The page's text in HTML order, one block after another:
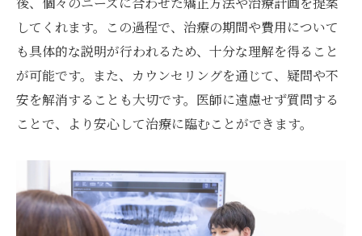
患者の声から見た矯正の効果と満足
高田駅周辺での成功事例紹介
矯正治療がもたらす心理的な変化
笑顔に自信を持つための矯正ガイド
高田駅の歯並び矯正で選ぶべき治療法とその特
個人に適した治療法を選ぶポイント
各治療法の長所と短所を理解する
してくれます。この過程で、治療の期間や費用について
も具体的な説明が行われるため、十分な理解を得ること
が可能です。また、カウンセリングを通じて、疑問や不
安を解消することも大切です。医師に遠慮せず質問する
ことで、より安心して治療に臨むことができます。